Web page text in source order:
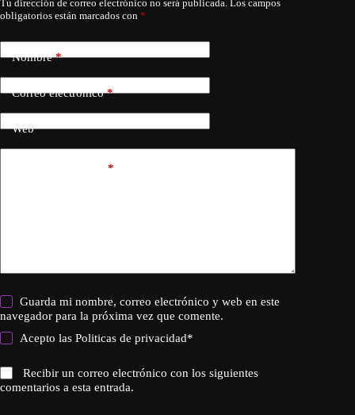
Tu dirección de correo electrónico no será publicada. Los campos
obligatorios están marcados con *
Nombre*
Correo electrónico*
Web
*
Guarda mi nombre, correo electrónico y web en este
navegador para la próxima vez que comente.
Acepto lasPoliticas de privacidad*
Recibir un correo electrónico con los siguientes
comentarios a esta entrada.